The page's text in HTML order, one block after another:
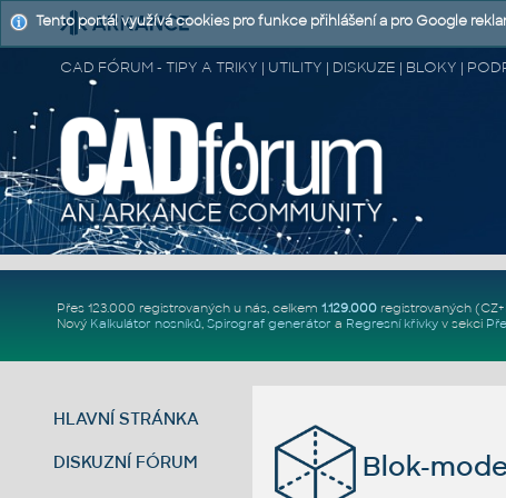
CAD FÓRUM - TIPY A TRIKY | UTILITY | DISKUZE | BLOKY |
Přes 123.000 registrovaných u nás, celkem 1.129.000registrovaných
Nový Kalkulátor nosníků, Spirograf generátor a Regresní křivkyv sekci
HLAVNÍ STRÁNKA
DISKUZNÍ FÓRUM Blok-
Tento portál využívá cookies pro funkce přihlášení a pro Google